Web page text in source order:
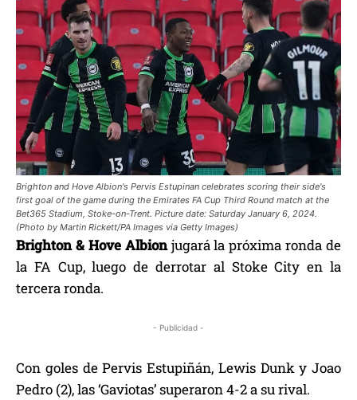
Brighton and Hove Albion's Pervis Estupinan celebrates scoring their side's
first goal of the game during the Emirates FA Cup Third Round match at the
Bet365 Stadium, Stoke-on-Trent. Picture date: Saturday January 6, 2024.
(Photo by Martin Rickett/PA Images via Getty Images)
Brighton & Hove Albionjugará la próxima ronda de
la FA Cup, luego de derrotar al Stoke City en la
tercera ronda.
- Publicidad -
Con goles de Pervis Estupiñán, Lewis Dunk y Joao
Pedro (2), las ‘Gaviotas’ superaron 4-2 a su rival.